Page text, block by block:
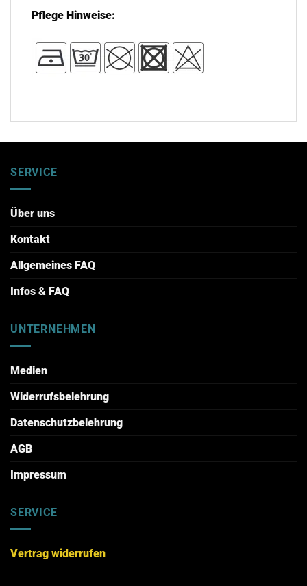
Pflege Hinweise:
SERVICE
Über uns
Kontakt
Allgemeines FAQ
Infos & FAQ
UNTERNEHMEN
Medien
Widerrufsbelehrung
Datenschutzbelehrung
AGB
Impressum
SERVICE
Vertrag widerrufen